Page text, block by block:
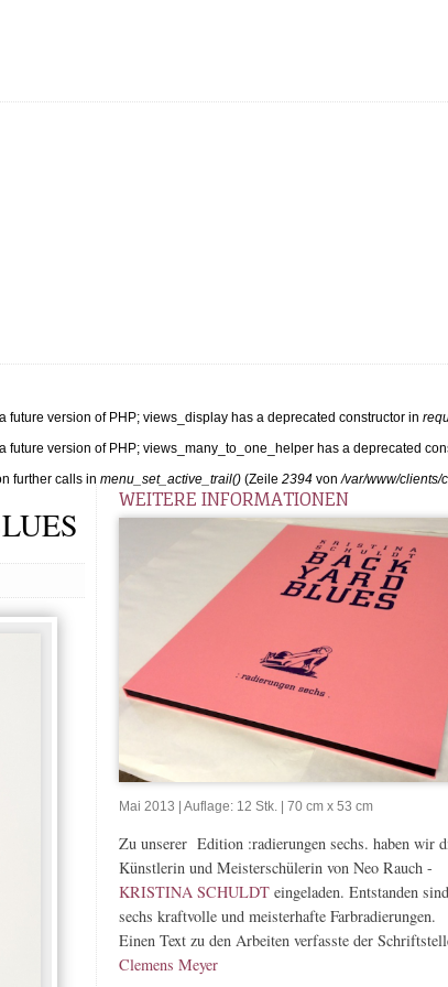
version of PHP; views_display has a deprecated constructor in
version of PHP; views_many_to_one_helper has a deprecated
further calls in menu_set_active_trail() (Zeile 2394 von/var/www/clients/
WEITERE INFORMATIONEN
Mai 2013 | Auflage: 12 Stk. | 70 cm x 53 cm
Zu unserer Edition :radierungen sechs. haben wir
Künstlerin und Meisterschülerin von Neo Rauch -
KRISTINA SCHULDT eingeladen. Entstanden sind
sechs kraftvolle und meisterhafte Farbradierungen.
Einen Text zu den Arbeiten verfasste der
Clemens Meyer